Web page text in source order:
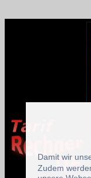
Damit wir
Zudem